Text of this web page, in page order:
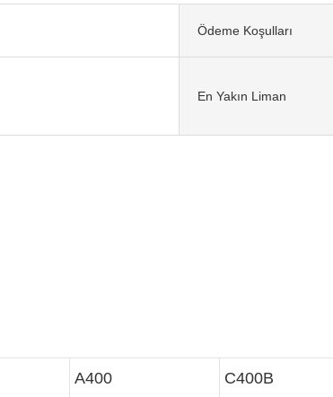
Ödeme Koşulları
En Yakın Liman
A400 C400B